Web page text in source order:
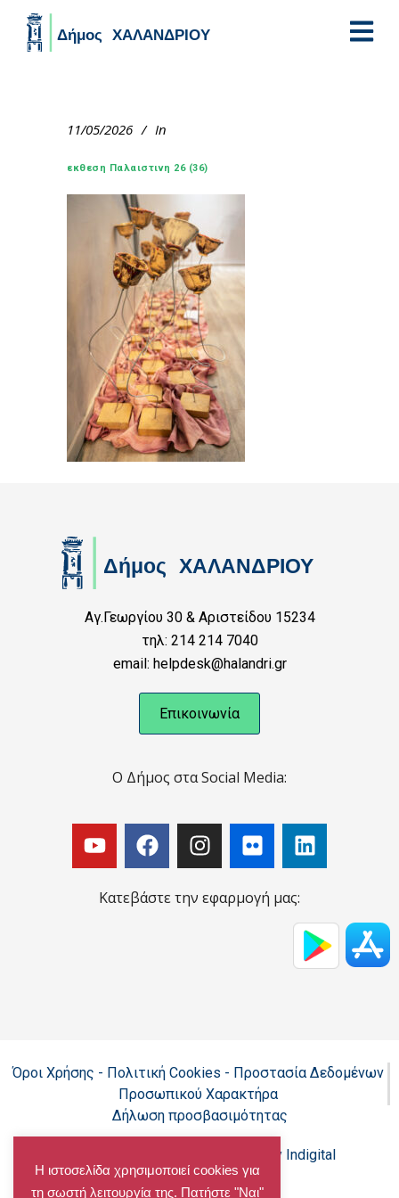
11/05/2026 In
εκθεση Παλαιστινη 26 (36)
Αγ.Γεωργίου 30 & Αριστείδου 15234
τηλ: 214 214 7040
email: helpdesk@halandri.gr
Επικοινωνία
Ο Δήμος στα Social Media:
Κατεβάστε την εφαρμογή μας:
Όροι Χρήσης - Πολιτική Cookies - Προστασία Δεδομένων
Προσωπικού Χαρακτήρα
Δήλωση προσβασιμότητας
Powered by Indigital
Η ιστοσελίδα χρησιμοποιεί cookies για
τη σωστή λειτουργία της. Πατήστε "Ναι"